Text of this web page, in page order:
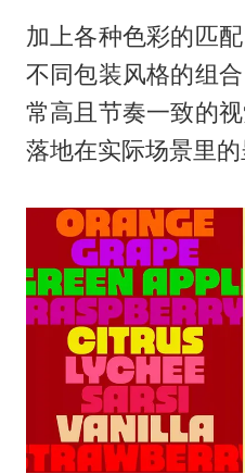
加上各种色彩的匹
不同包装风格的组
常高且节奏一致的
落地在实际场景里的